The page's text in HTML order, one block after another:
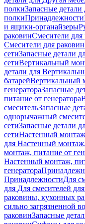
полкиЗапасные
полкиПринадлежности
и ящики-органайзеры
раковинСмесители для
Смесители для раковин
сетиЗапасные детали
сетиВертикальный
детали для
батарейВертикальный
генератораЗапасные
питание от генератора
смесительЗапасные
однорычажный
сетиЗапасные детали
сетиНастенный
для Настенный
монтаж, питание от
Настенный монтаж,
генератора
ПринадлежностиДля
для Для смесителей
раковины, кухонных
сильно загрязненной
раковинЗапасные